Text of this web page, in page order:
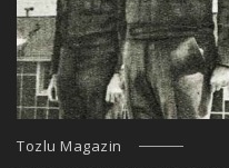
Tozlu Magazin